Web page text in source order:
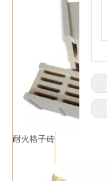
耐火格子砖